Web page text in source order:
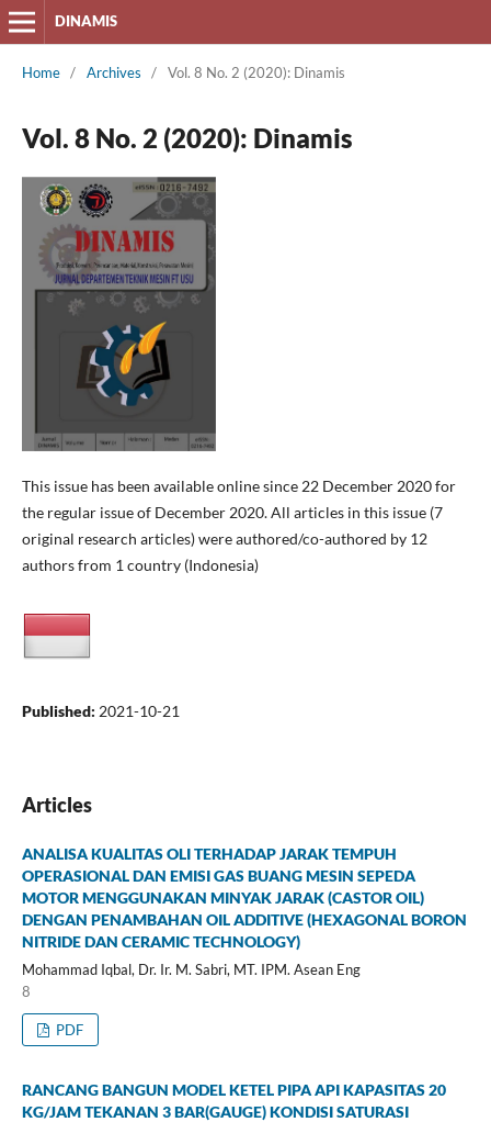
DINAMIS
Home / Archives / Vol. 8 No. 2 (2020): Dinamis
Vol. 8 No. 2 (2020): Dinamis
This issue has been available online since 22 December 2020 for
the regular issue of December 2020. All articles in this issue (7
original research articles) were authored/co-authored by 12
authors from 1 country (Indonesia)
Published: 2021-10-21
Articles
ANALISA KUALITAS OLI TERHADAP JARAK TEMPUH
OPERASIONAL DAN EMISI GAS BUANG MESIN SEPEDA
MOTOR MENGGUNAKAN MINYAK JARAK (CASTOR OIL)
DENGAN PENAMBAHAN OIL ADDITIVE (HEXAGONAL BORON
NITRIDE DAN CERAMIC TECHNOLOGY)
Mohammad Iqbal, Dr. Ir. M. Sabri, MT. IPM. Asean Eng
8
PDF
RANCANG BANGUN MODEL KETEL PIPA API KAPASITAS 20
KG/JAM TEKANAN 3 BAR(GAUGE) KONDISI SATURASI